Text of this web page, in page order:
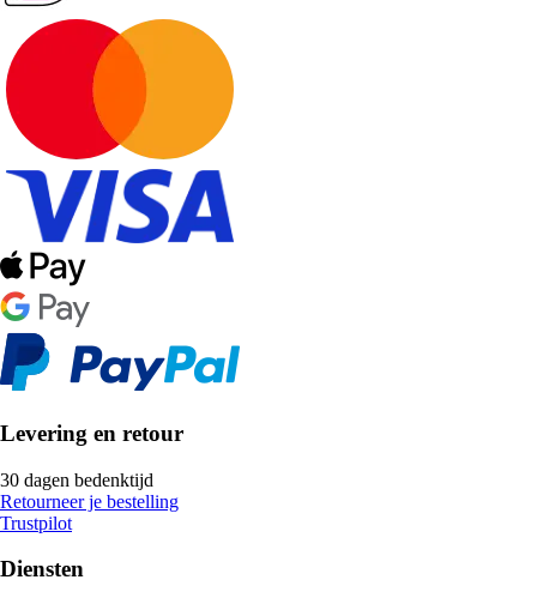
Levering en retour
30 dagen bedenktijd
Retourneer je bestelling
Trustpilot
Diensten